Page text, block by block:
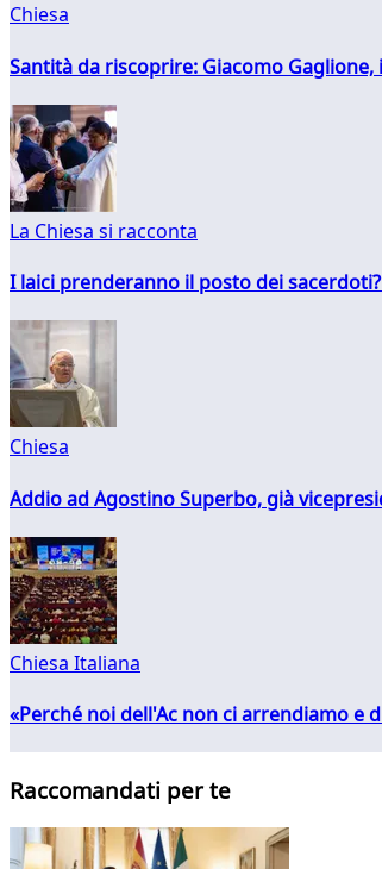
Chiesa
Santità da riscoprire: Giacomo
La Chiesa si racconta
I laici prenderanno il posto dei
Chiesa
Addio ad Agostino Superbo, già
Chiesa Italiana
«Perché noi dell'Ac non ci arrendiamo e
Raccomandati per te